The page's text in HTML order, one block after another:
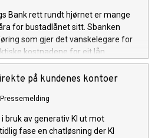
Bank rett rundt hjørnet er mange
for bustadlånet sitt. Sbanken
som gjer det vanskelegare for
kostnadene for eit lån.
på kundenes kontoer
Pressemelding
bruk av generativ KI ut mot
fase en chatløsning der KI